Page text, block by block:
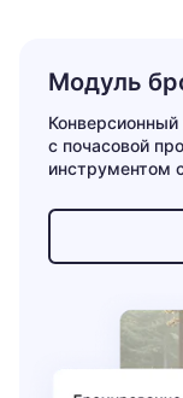
Модуль
с почасовой
инструментом